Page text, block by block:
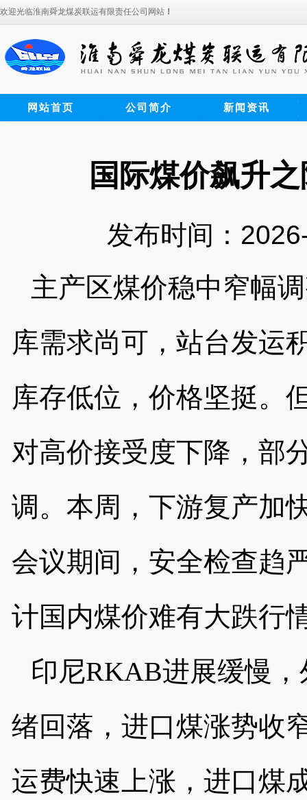
欢迎光临淮南舜龙煤炭联运有限责任公司网站 ！
网站首页 公司简介 新闻资讯
国际煤价飙升
发布时间：
主产区煤价稳中窄幅
库需求尚可，站台发运
库存低位，价格坚挺。
对高价接受度下降，部
调。本周，下游复产加
会议期间，安全检查趋
计国内煤价难有大跌行
印尼RKAB进展缓慢
绪回落，进口煤涨势收
运费快速上涨，进口煤